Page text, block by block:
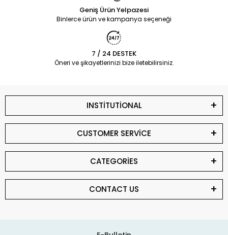
Geniş Ürün Yelpazesi
Binlerce ürün ve kampanya seçeneği
7 / 24 DESTEK
Öneri ve şikayetlerinizi bize iletebilirsiniz.
INSTİTUTİONAL
CUSTOMER SERVİCE
CATEGORİES
CONTACT US